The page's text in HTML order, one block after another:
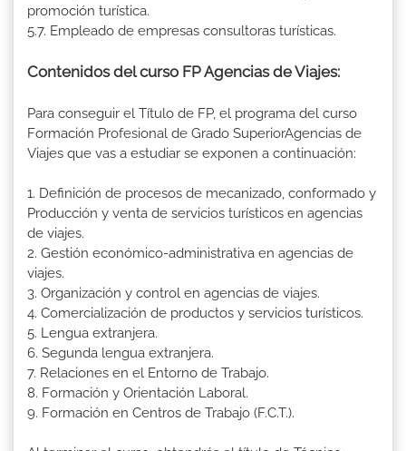
promoción turística.
5.7. Empleado de empresas consultoras turísticas.
Contenidos del curso FP Agencias de Viajes:
Para conseguir el Título de FP, el programa del curso
Formación Profesional de Grado SuperiorAgencias de
Viajes que vas a estudiar se exponen a continuación:
1. Definición de procesos de mecanizado, conformado y
Producción y venta de servicios turísticos en agencias
de viajes.
2. Gestión económico-administrativa en agencias de
viajes.
3. Organización y control en agencias de viajes.
4. Comercialización de productos y servicios turísticos.
5. Lengua extranjera.
6. Segunda lengua extranjera.
7. Relaciones en el Entorno de Trabajo.
8. Formación y Orientación Laboral.
9. Formación en Centros de Trabajo (F.C.T.).